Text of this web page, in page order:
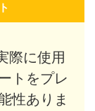
際に使用
トをプレ
性ありま